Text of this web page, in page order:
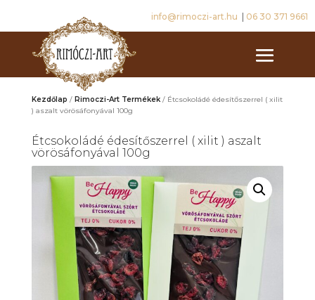
info@rimoczi-art.hu 06 30 371 9661
Kezdőlap / Rimoczi-Art Termékek/ Étcsokoládé édesítőszerrel ( xilit
) aszalt vörösáfonyával 100g
Étcsokoládé édesítőszerrel ( xilit ) aszalt
vörösáfonyával 100g